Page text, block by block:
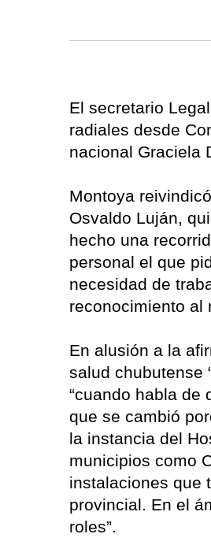
El secretario
radiales desde
nacional Graciela
Montoya
Osvaldo Luján,
hecho una
personal el que
necesidad de
reconocimiento al
En alusión a la
salud chubutense
“cuando habla de
que se cambió
la instancia del
municipios como
instalaciones que
provincial. En el
roles”.